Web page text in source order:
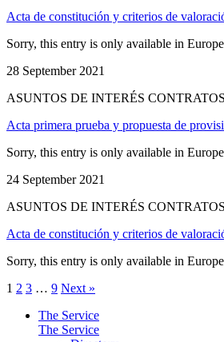
Acta de constitución y criterios de
Sorry, this entry is only available in
28 September 2021
ASUNTOS DE INTERÉS
Acta primera prueba y propuesta de
Sorry, this entry is only available in
24 September 2021
ASUNTOS DE INTERÉS
Acta de constitución y criterios de
Sorry, this entry is only available in
1 2 3 … 9 Next »
The Service
The Service